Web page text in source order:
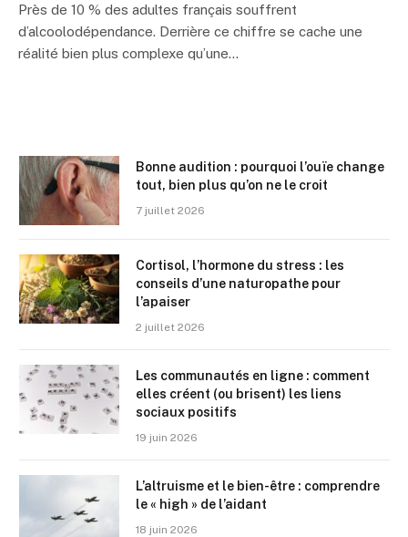
Près de 10 % des adultes français souffrent
d’alcoolodépendance. Derrière ce chiffre se cache une
réalité bien plus complexe qu’une…
Bonne audition : pourquoi l’ouïe change
tout, bien plus qu’on ne le croit
7 juillet 2026
Cortisol, l’hormone du stress : les
conseils d’une naturopathe pour
l’apaiser
2 juillet 2026
Les communautés en ligne : comment
elles créent (ou brisent) les liens
sociaux positifs
19 juin 2026
L’altruisme et le bien-être : comprendre
le « high » de l’aidant
18 juin 2026